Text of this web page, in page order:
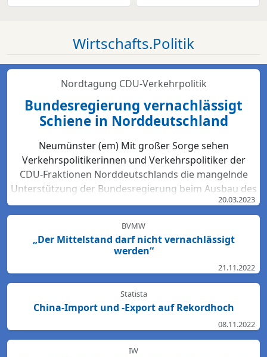
Wirtschafts.Politik
Nordtagung CDU-Verkehrpolitik
Bundesregierung vernachlässigt
Schiene in Norddeutschland
Neumünster (em) Mit großer Sorge sehen
Verkehrspolitikerinnen und Verkehrspolitiker der
CDU-Fraktionen Norddeutschlands die mangelnde
Unterstützung der Bundesregierung beim Ausbau des
Bahn-Netzes. Hartmut Bodeit, mobilitätspolitischer
Sprecher der bremischen CDUBürgerschaftsfraktion,
betont: „Die neuesten Bewertungen der DB Netz AG
lassen keinen Zweifel: Das Schienennetz ist in der
nirgendwo sonst in Deutschland. Für den Start des
Deutschlandtick...
20.03.2023
BVMW
„Der Mittelstand darf nicht vernachlässigt
werden“
21.11.2022
Statista
China-Import und -Export auf Rekordhoch
08.11.2022
IW